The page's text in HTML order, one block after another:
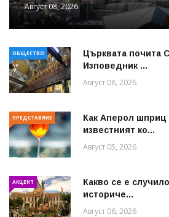
Август 08, 2026
ОБЩЕСТВО
Църквата почита
Изповедник ...
Август 08, 2026
ПРЕДСТАВЯНЕ
Как Аперол шприц
известният ко...
Август 05, 2026
АКЦЕНТ
Какво се е
историче...
Август 06, 2026